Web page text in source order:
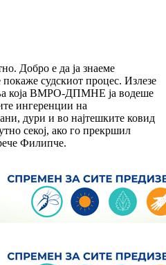
Добро е да ја знаеме
судскиот процес. Излезе
која ВМРО-ДПМНЕ ја водеше
ингеренции на
дури и во најтешките ковид
секој, ако го прекршил
Филипче.